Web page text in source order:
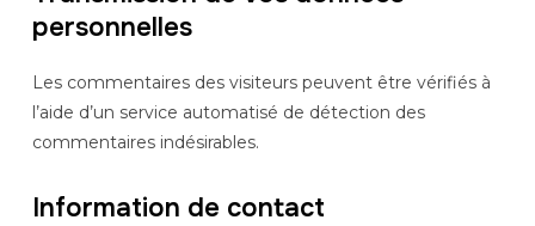
personnelles
Les commentaires des visiteurs peuvent être vérifiés à
l’aide d’un service automatisé de détection des
commentaires indésirables.
Information de contact